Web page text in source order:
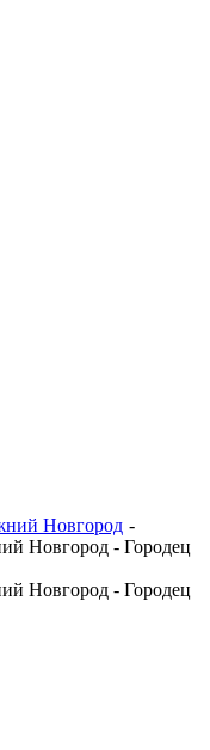
Новгород -
Новгород - Городец
Новгород - Городец